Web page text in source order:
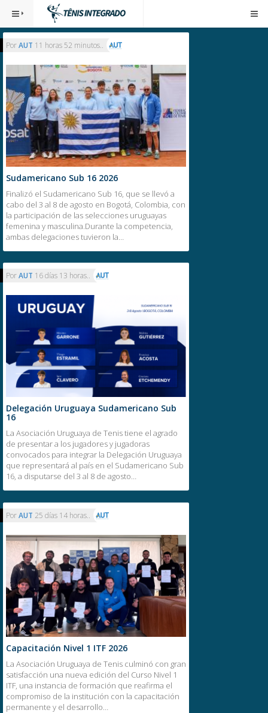
PorAUT 11 horas 52 minutos..
Sudamericano Sub 16 2026
Finalizó el Sudamericano Sub 16, que se llevó a
cabo del 3 al 8 de agosto en Bogotá, Colombia, con
la participación de las selecciones uruguayas
femenina y masculina.Durante la competencia,
ambas delegaciones tuvieron la…
PorAUT 16 días 13 horas..
Delegación Uruguaya Sudamericano Sub
16
La Asociación Uruguaya de Tenis tiene el agrado
de presentar a los jugadores y jugadoras
convocados para integrar la Delegación Uruguaya
que representará al país en el Sudamericano Sub
16, a disputarse del 3 al 8 de agosto…
PorAUT 25 días 14 horas..
Capacitación Nivel 1 ITF 2026
La Asociación Uruguaya de Tenis culminó con gran
satisfacción una nueva edición del Curso Nivel 1
ITF, una instancia de formación que reafirma el
compromiso de la institución con la capacitación
permanente y el desarrollo…